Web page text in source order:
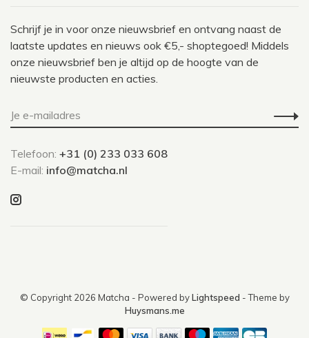
Schrijf je in voor onze nieuwsbrief en ontvang naast de
laatste updates en nieuws ook €5,- shoptegoed! Middels
onze nieuwsbrief ben je altijd op de hoogte van de
nieuwste producten en acties.
Telefoon: +31 (0) 233 033 608
E-mail: info@matcha.nl
© Copyright 2026 Matcha - Powered byLightspeed - Theme by
Huysmans.me